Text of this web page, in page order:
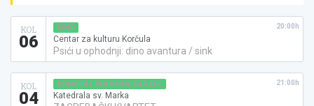
KOL
06
KINO
Centar za kulturu Korčula
Psići u ophodnji: dino avantura / sink
20:00h
KOL
04
KONCERT KLASIČNE GLAZBE
Katedrala sv. Marka
21:00h